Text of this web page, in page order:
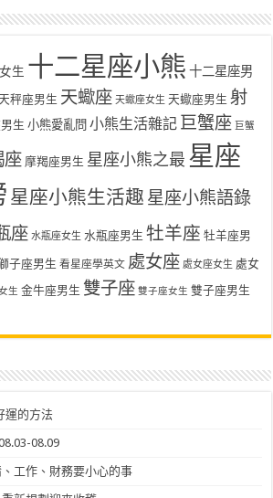
生 十二星座小熊 十二星座男
秤座男生 天蠍座 天蠍座女生 天蠍座男生 射
生 小熊愛亂問 小熊生活雜記 巨蟹座 巨蟹
座 摩羯座男生 星座小熊之最 星座
星座小熊生活趣 星座小熊語錄
座 水瓶座女生 水瓶座男生 牡羊座 牡羊座男
子座男生 看星座學英文 處女座 處女座女生 處女
生 金牛座男生 雙子座 雙子座女生 雙子座男生
運的方法
08.09
工作、財務要小心的事